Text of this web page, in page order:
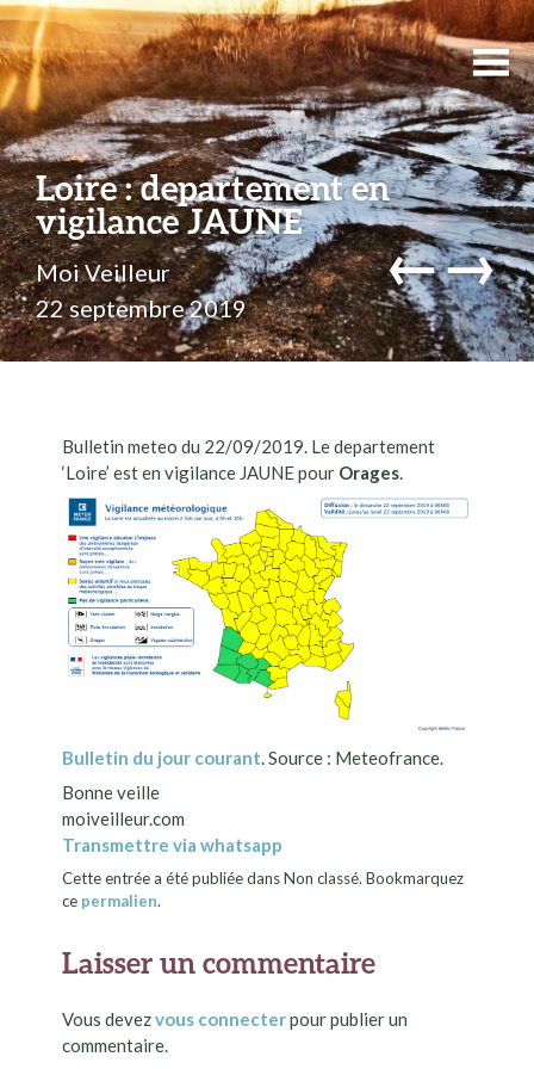
Loire : departement en
vigilance JAUNE
Moi Veilleur
22 septembre 2019
←→
Bulletin meteo du 22/09/2019. Le departement
‘Loire’ est en vigilance JAUNE pour Orages.
Bulletin du jour courant . Source : Meteofrance.
Bonne veille
moiveilleur.com
Transmettre via whatsapp
Cette entrée a été publiée dans Non classé. Bookmarquez
ce permalien.
Laisser un commentaire
Vous devezvous connecterpour publier un
commentaire.